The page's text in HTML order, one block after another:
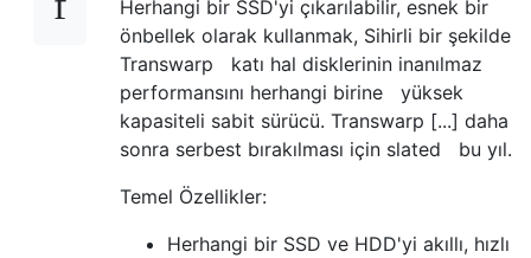
Herhangi bir SSD'yi çıkarılabilir, esnek bir
önbellek olarak kullanmak, Sihirli bir şekilde
Transwarp katı hal disklerinin inanılmaz
performansını herhangi birine yüksek
kapasiteli sabit sürücü. Transwarp [...] daha
sonra serbest bırakılması için slated bu yıl.
Temel Özellikler:
Herhangi bir SSD ve HDD'yi akıllı, hızlı